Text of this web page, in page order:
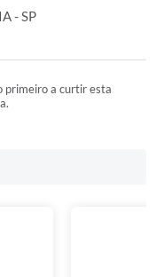
- SP
primeiro a curtir esta